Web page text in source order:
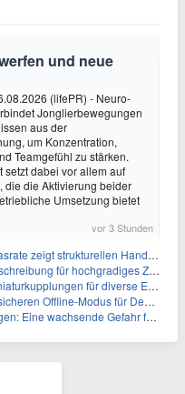
und neue
(lifePR) - Neuro-
Jonglierbewegungen
aus der
um Konzentration,
Teamgefühl zu stärken.
setzt dabei vor allem auf
die die Aktivierung beider
Umsetzung bietet
vor 3 Stunden
Handlungsbedarf bei der Ernährung schulpflichtiger Kinder
mit Germanium- und Silbergehalten und stellt ein Betriebsupdate bereit
für diverse Einsatzbereiche
Modus für Desktop- und Mobile-Apps ein
Gefahr für industrielle Elektroniksysteme